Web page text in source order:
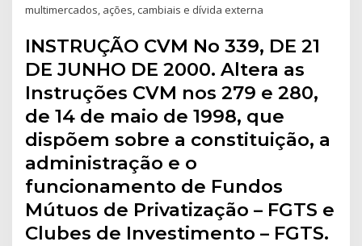
multimercados, ações, cambiais e dívida externa
INSTRUÇÃO CVM No 339, DE 21
DE JUNHO DE 2000. Altera as
Instruções CVM nos 279 e 280,
de 14 de maio de 1998, que
dispõem sobre a constituição, a
administração e o
funcionamento de Fundos
Mútuos de Privatização – FGTS e
Clubes de Investimento – FGTS.